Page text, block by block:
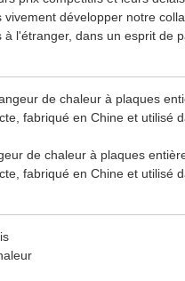
vivement développer notre
à l'étranger, dans un esprit de
de chaleur à plaques
fabriqué en Chine et utilisé
de chaleur à plaques
fabriqué en Chine et utilisé